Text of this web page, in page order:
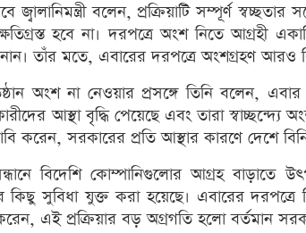
বলেন, প্রক্রিয়াটি সম্পূর্ণ স্বচ্ছতার
হবে না। দরপত্রে অংশ নিতে আগ্রহী
তাঁর মতে, এবারের দরপত্রে অংশগ্রহণ আরও
অংশ না নেওয়ার প্রসঙ্গে তিনি বলেন, এবার
আস্থা বৃদ্ধি পেয়েছে এবং তারা স্বাচ্ছন্দ্যে
করেন, সরকারের প্রতি আস্থার কারণে দেশে
বিদেশি কোম্পানিগুলোর আগ্রহ বাড়াতে
সুবিধা যুক্ত করা হয়েছে। এবারের দরপত্রে
করেন, এই প্রক্রিয়ার বড় অগ্রগতি হলো বর্তমান